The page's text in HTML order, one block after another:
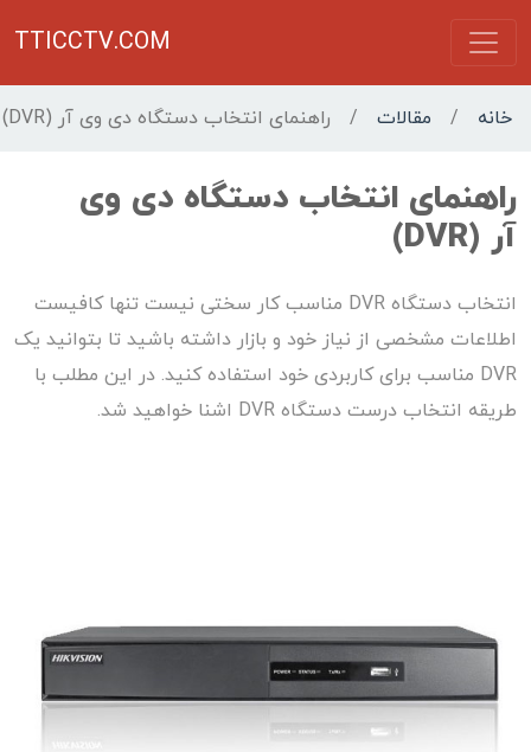
TTICCTV.COM
خانه / مقالات / راهنمای انتخاب دستگاه دی وی آر (DVR)
راهنمای انتخاب دستگاه دی وی
آر (DVR)
انتخاب دستگاه DVR مناسب کار سختی نیست تنها کافیست
اطلاعات مشخصی از نیاز خود و بازار داشته باشید تا بتوانید یک
DVR مناسب برای کاربردی خود استفاده کنید. در این مطلب با
طریقه انتخاب درست دستگاه DVR اشنا خواهید شد.